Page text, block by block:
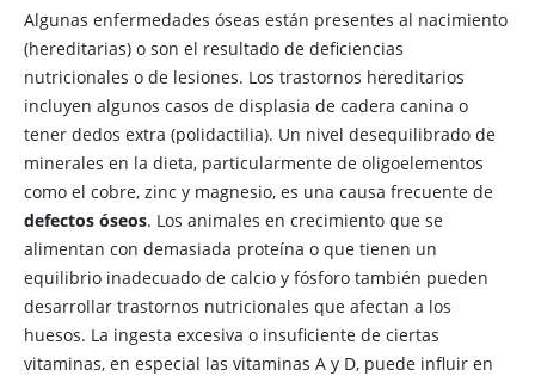
Algunas enfermedades óseas están presentes al nacimiento
(hereditarias) o son el resultado de deficiencias
nutricionales o de lesiones. Los trastornos hereditarios
incluyen algunos casos de displasia de cadera canina o
tener dedos extra (polidactilia). Un nivel desequilibrado de
minerales en la dieta, particularmente de oligoelementos
como el cobre, zinc y magnesio, es una causa frecuente de
defectos óseos. Los animales en crecimiento que se
alimentan con demasiada proteína o que tienen un
equilibrio inadecuado de calcio y fósforo también pueden
desarrollar trastornos nutricionales que afectan a los
huesos. La ingesta excesiva o insuficiente de ciertas
vitaminas, en especial las vitaminas A y D, puede influir en